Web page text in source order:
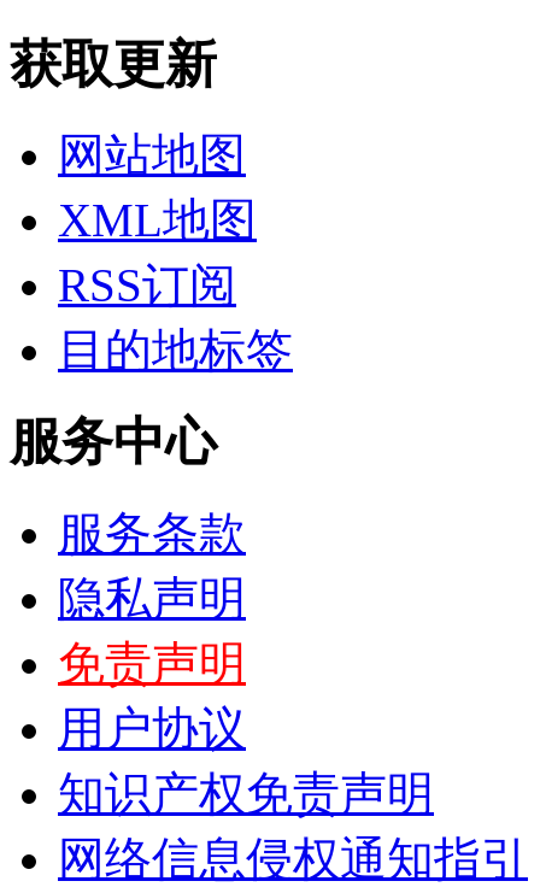
获取更新
网站地图
XML地图
RSS订阅
目的地标签
服务中心
服务条款
隐私声明
免责声明
用户协议
知识产权免责声明
网络信息侵权通知指引